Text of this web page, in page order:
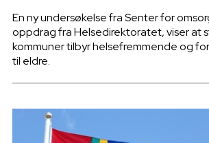
En ny undersøkelse fra Senter for
oppdrag fra Helsedirektoratet, viser at
kommuner tilbyr helsefremmende og
til eldre.